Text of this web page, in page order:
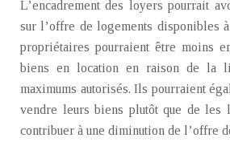
L’encadrement des loyers pourrait
sur l’offre de logements disponibles
propriétaires pourraient être moins
biens en location en raison de la
maximums autorisés. Ils pourraient
vendre leurs biens plutôt que de les
contribuer à une diminution de l’offre